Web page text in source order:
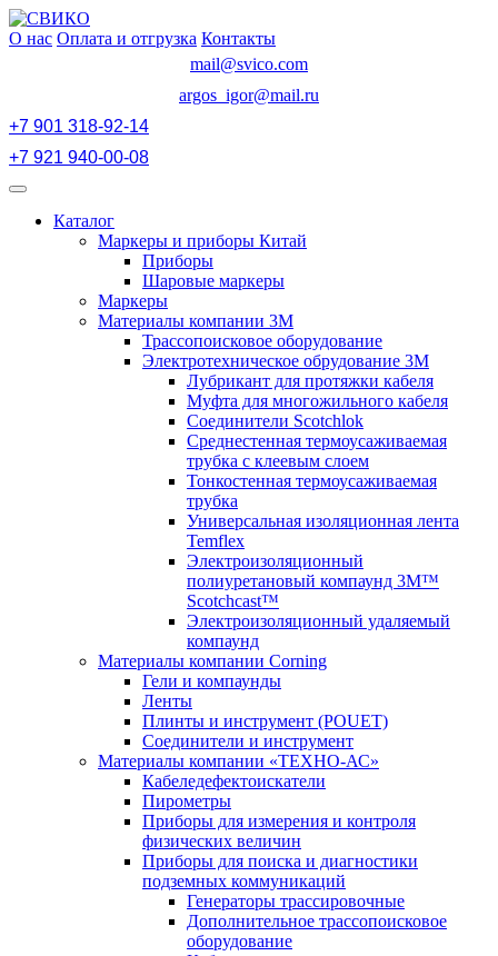
Перейти
к
О нас Оплата и отгрузка Контакты
mail@svico.com
argos_igor@mail.ru
+7 901 318-92-14
+7 921 940-00-08
Открыть
Каталог
Маркеры и приборы Китай
Приборы
Шаровые маркеры
Маркеры
Материалы компании 3М
Трассопоисковое оборудование
Электротехническое обрудование 3М
Лубрикант для протяжки кабеля
Муфта для многожильного кабеля
Соединители Scotchlok
Среднестенная термоусаживаемая
трубка с клеевым слоем
Тонкостенная термоусаживаемая
трубка
Универсальная изоляционная лента
Temflex
Электроизоляционный
полиуретановый компаунд 3M™
Scotchcast™
Электроизоляционный удаляемый
компаунд
Материалы компании Corning
Гели и компаунды
Ленты
Плинты и инструмент (POUET)
Соединители и инструмент
Материалы компании «ТЕХНО-АС»
Кабеледефектоискатели
Пирометры
Приборы для измерения и контроля
физических величин
Приборы для поиска и диагностики
подземных коммуникаций
Генераторы трассировочные
Дополнительное трассопоисковое
оборудование